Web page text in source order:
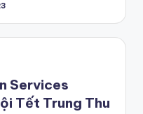
Services
Tết Trung Thu